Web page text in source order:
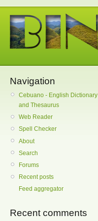
Navigation
Cebuano - English Dictionary
and Thesaurus
Web Reader
Spell Checker
About
Search
Forums
Recent posts
Feed aggregator
Recent comments